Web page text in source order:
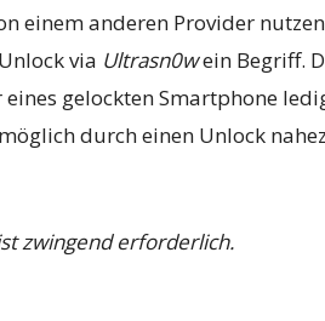
einem anderen Provider
via Ultrasn0wein Begriff.
gelockten Smartphone
durch einen Unlock
zwingend erforderlich.